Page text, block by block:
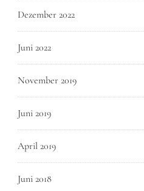
Dezember 2022
Juni 2022
November 2019
Juni 2019
April 2019
Juni 2018